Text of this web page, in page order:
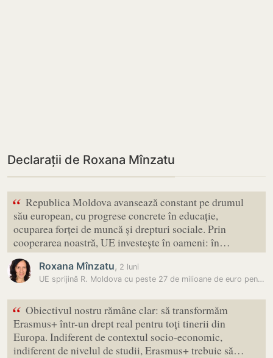
Declarații de Roxana Mînzatu
“ Republica Moldova avansează constant pe drumul
său european, cu progrese concrete în educație,
ocuparea forței de muncă și drepturi sociale. Prin
cooperarea noastră, UE investește în oameni: în…
Roxana Mînzatu, 2 luni
UE sprijină R. Moldova cu peste 27 de milioane de euro pentru locuri…
“ Obiectivul nostru rămâne clar: să transformăm
Erasmus+ într-un drept real pentru toți tinerii din
Europa. Indiferent de contextul socio-economic,
indiferent de nivelul de studii, Erasmus+ trebuie să…